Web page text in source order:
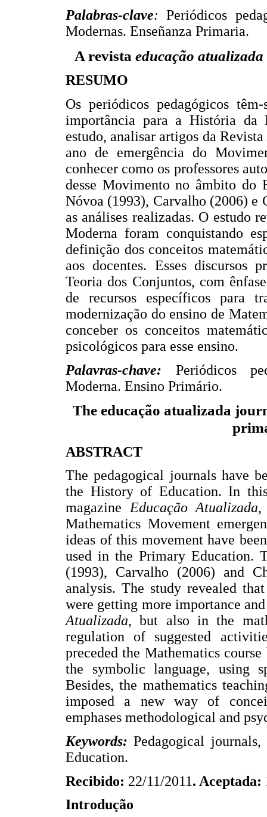
Palabras-clave:Periódicos
Modernas. Enseñanza Primaria.
A revista educação atualizada
RESUMO
Os periódicos pedagógicos
importância para a História da
estudo, analisar artigos da Revista
ano de emergência do
conhecer como os professores
desse Movimento no âmbito do
Nóvoa (1993), Carvalho (2006) e
as análises realizadas. O estudo
Moderna foram conquistando
definição dos conceitos
aos docentes. Esses discursos
Teoria dos Conjuntos, com
de recursos específicos para
modernização do ensino de
conceber os conceitos
psicológicos para esse ensino.
Palavras-chave: Periódicos
Moderna. Ensino Primário.
The educação atualizada
ABSTRACT
The pedagogical journals have
the History of Education. In
magazineEducação Atualizada,
Mathematics Movement
ideas of this movement have
used in the Primary Education.
(1993), Carvalho (2006) and
analysis. The study revealed
were getting more importance
Atualizada, but also in the
regulation of suggested
preceded the Mathematics
the symbolic language, using
Besides, the mathematics
imposed a new way of
emphases methodological and
Keywords:Pedagogical
Education.
Recibido: 22/11/2011. Aceptada:
Introdução